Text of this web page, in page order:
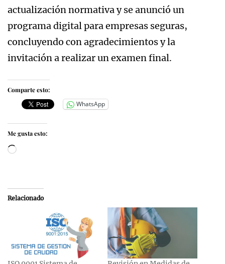
actualización normativa y se anunció un
programa digital para empresas seguras,
concluyendo con agradecimientos y la
invitación a realizar un examen final.
Comparte esto:
WhatsApp
Me gusta esto:
Cargando...
Relacionado